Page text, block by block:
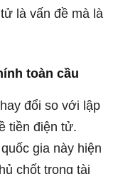
là vấn đề mà là
toàn cầu
đổi so với lập
tiền điện tử.
gia này hiện
chốt trong tài